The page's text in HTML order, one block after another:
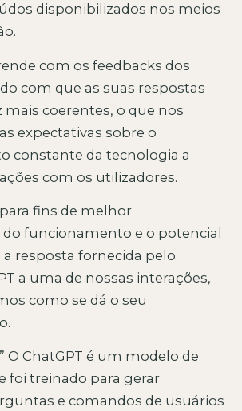
disponibilizados nos meios
com os feedbacks dos
com que as suas respostas
mais coerentes, o que nos
expectativas sobre o
constante da tecnologia a
com os utilizadores.
fins de melhor
funcionamento e o potencial
resposta fornecida pelo
a uma de nossas interações,
como se dá o seu
O ChatGPT é um modelo de
foi treinado para gerar
e comandos de usuários